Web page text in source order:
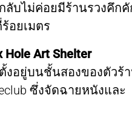
ลับไม่ค่อยมีร้านรวงคึกคั
อยเมตร
Hole Art Shelter
งอยู่บนชั้นสองของตัวร้
ซึ่งจัดฉายหนังและ